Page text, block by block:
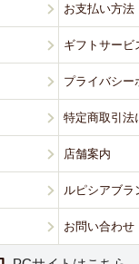
お支払い方法
ギフトサービ
プライバシー
特定商取引法
店舗案内
ルピシアブラ
お問い合わせ